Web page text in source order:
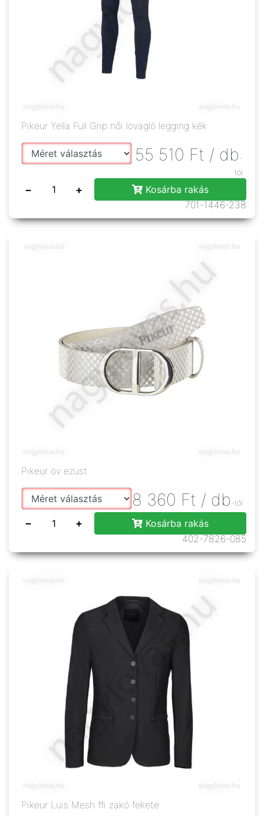
Pikeur Yella Full Grip női lovagló legging kék
55 510 Ft / db -
tól
− +
Kosárba rakás
701-1446-238
Pikeur öv ezüst
8 360 Ft / db -tól
− +
Kosárba rakás
402-7826-085
Pikeur Luis Mesh ffi zakó fekete